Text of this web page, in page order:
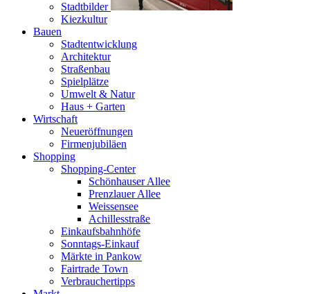
Stadtbilder
Kiezkultur
Bauen
Stadtentwicklung
Architektur
Straßenbau
Spielplätze
Umwelt & Natur
Haus + Garten
Wirtschaft
Neueröffnungen
Firmenjubiläen
Shopping
Shopping-Center
Schönhauser Allee
Prenzlauer Allee
Weissensee
Achillesstraße
Einkaufsbahnhöfe
Sonntags-Einkauf
Märkte in Pankow
Fairtrade Town
Verbrauchertipps